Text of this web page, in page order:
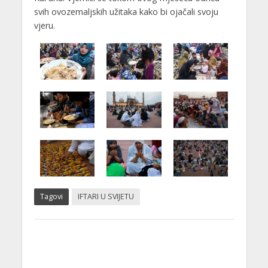
svih ovozemaljskih užitaka kako bi ojačali svoju
vjeru.
Tagovi IFTARI U SVIJETU